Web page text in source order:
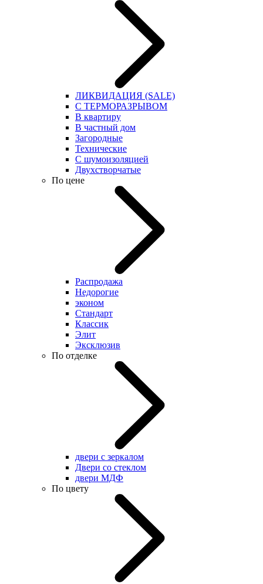
ЛИКВИДАЦИЯ (SALE)
С ТЕРМОРАЗРЫВОМ
В квартиру
В частный дом
Загородные
Технические
С шумоизоляцией
Двухстворчатые
По цене
Распродажа
Недорогие
эконом
Стандарт
Классик
Элит
Эксклюзив
По отделке
двери с зеркалом
Двери со стеклом
двери МДФ
По цвету